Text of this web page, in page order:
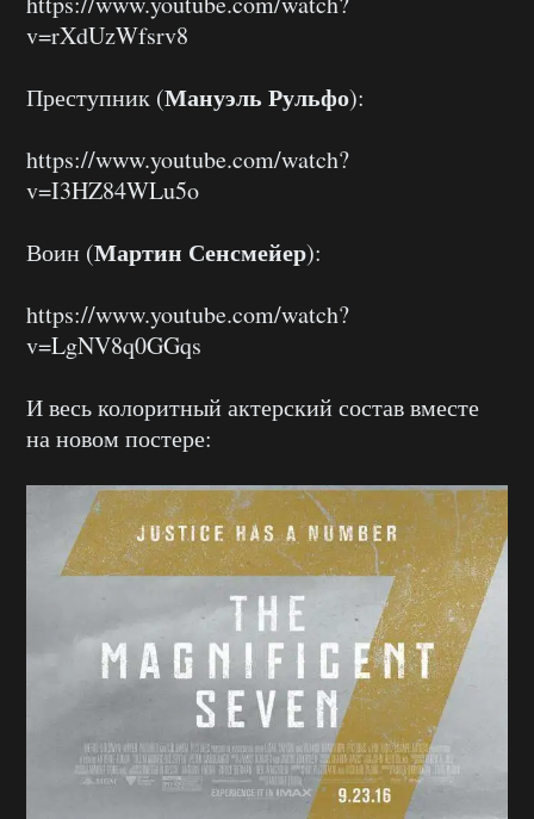
v=rXdUzWfsrv8
Преступник (Мануэль Рульфо):
https://www.youtube.com/watch?
v=I3HZ84WLu5o
Воин (Мартин Сенсмейер):
https://www.youtube.com/watch?
v=LgNV8q0GGqs
И весь колоритный актерский состав вместе
на новом постере: